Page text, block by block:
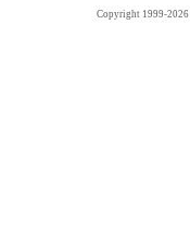
Copyright 1999-2026